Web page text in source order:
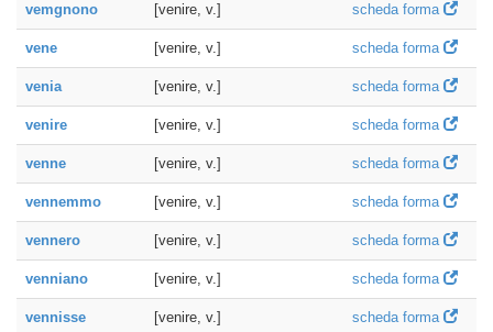
vemgnono [venire, v.] scheda forma
vene [venire, v.] scheda forma
venia [venire, v.] scheda forma
venire [venire, v.] scheda forma
venne [venire, v.] scheda forma
vennemmo [venire, v.] scheda forma
vennero [venire, v.] scheda forma
venniano [venire, v.] scheda forma
vennisse [venire, v.] scheda forma